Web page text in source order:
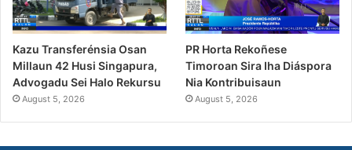
Kazu Transferénsia Osan
Millaun 42 Husi Singapura,
Advogadu Sei Halo Rekursu
August 5, 2026
PR Horta Rekoñese
Timoroan Sira Iha Diáspora
Nia Kontribuisaun
August 5, 2026